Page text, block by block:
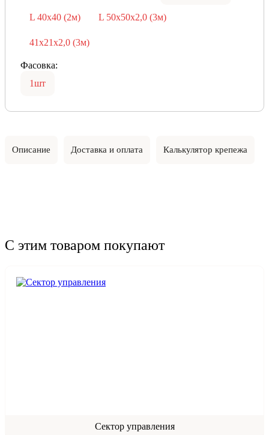
L 40х40 (2м) L 50х50х2,0 (3м)
41х21х2,0 (3м)
Фасовка:
1шт
Описание Доставка и оплата Калькулятор крепежа
С этим товаром покупают
Сектор управления